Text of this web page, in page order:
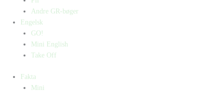
Andre GR-bøger
Engelsk
GO!
Mini English
Take Off
Fakta
Mini